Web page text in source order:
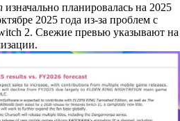
изначально планировалась на 2025
2025 года из-за проблем с
2. Свежие превью указывают на